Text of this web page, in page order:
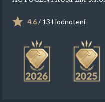
4.6/ 13 Hodnotení